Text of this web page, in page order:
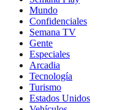
Mundo
Confidenciales
Semana TV
Gente
Especiales
Arcadia
Tecnología
Turismo
Estados Unidos